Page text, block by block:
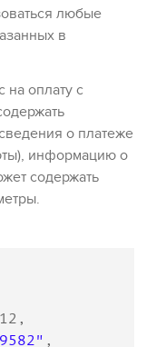
любые
в
на оплату с
о платеже
информацию о
содержать
,
,